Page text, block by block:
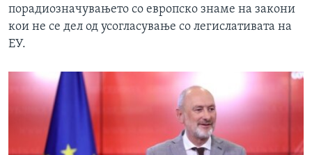
порадиозначувањето со европско знаме на закони
кои не се дел од усогласување со легислативата на
ЕУ.